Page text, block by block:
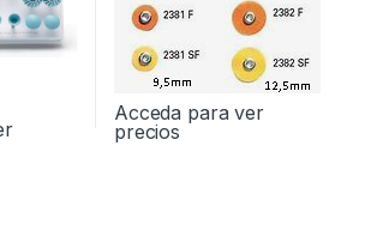
Acceda para ver
precios